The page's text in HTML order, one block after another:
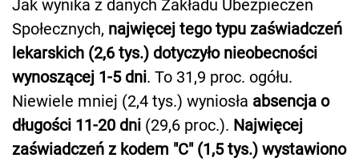
Jak wynika z danych Zakładu Ubezpieczeń
Społecznych, najwięcej tego typu zaświadczeń
lekarskich (2,6 tys.) dotyczyło nieobecności
wynoszącej 1-5 dni. To 31,9 proc. ogółu.
Niewiele mniej (2,4 tys.) wyniosła absencja o
długości 11-20 dni (29,6 proc.). Najwięcej
zaświadczeń z kodem "C" (1,5 tys.) wystawiono